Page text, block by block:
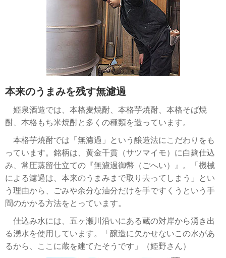
本来のうまみを残す無濾過
姫泉酒造では、本格麦焼酎、本格芋焼酎、本格そば焼
酎、本格もち米焼酎と多くの種類を造っています。
本格芋焼酎では「無濾過」という醸造法にこだわりをも
っています。銘柄は、黄金千貫（サツマイモ）に白麹仕込
み、常圧蒸留仕立ての『無濾過御幣（ごへい）』。「機械
による濾過は、本来のうまみまで取り去ってしまう」とい
う理由から、ごみや余分な油分だけを手ですくうという手
間のかかる方法をとっています。
仕込み水には、五ヶ瀬川沿いにある蔵の対岸から湧き出
る湧水を使用しています。「醸造に欠かせないこの水があ
るから、ここに蔵を建てたそうです」（姫野さん）